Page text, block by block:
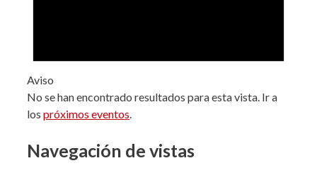
Aviso
No se han encontrado resultados para esta vista. Ir a
los próximos eventos.
Navegación de vistas